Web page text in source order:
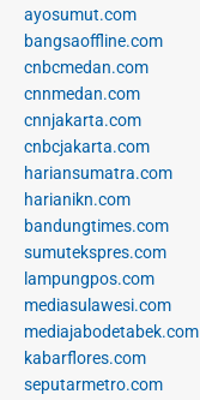
ayosumut.com
bangsaoffline.com
cnbcmedan.com
cnnmedan.com
cnnjakarta.com
cnbcjakarta.com
hariansumatra.com
harianikn.com
bandungtimes.com
sumutekspres.com
lampungpos.com
mediasulawesi.com
mediajabodetabek.com
kabarflores.com
seputarmetro.com